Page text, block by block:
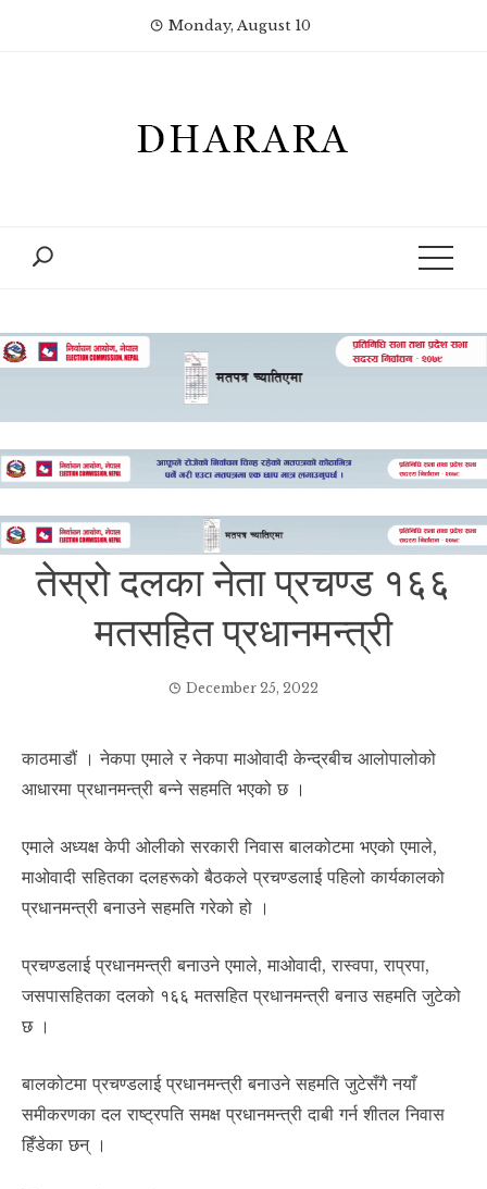
Monday, August 10
तेस्रो दलका नेता प्रचण्ड १६६
मतसहित प्रधानमन्त्री
December 25, 2022
काठमाडौं । नेकपा एमाले र नेकपा माओवादी केन्द्रबीच आलोपालोको
आधारमा प्रधानमन्त्री बन्ने सहमति भएको छ ।
एमाले अध्यक्ष केपी ओलीको सरकारी निवास बालकोटमा भएको एमाले,
माओवादी सहितका दलहरूको बैठकले प्रचण्डलाई पहिलो कार्यकालको
प्रधानमन्त्री बनाउने सहमति गरेको हो ।
प्रचण्डलाई प्रधानमन्त्री बनाउने एमाले, माओवादी, रास्वपा, राप्रपा,
जसपासहितका दलको १६६ मतसहित प्रधानमन्त्री बनाउ सहमति जुटेको
छ ।
बालकोटमा प्रचण्डलाई प्रधानमन्त्री बनाउने सहमति जुटेसँगै नयाँ
समीकरणका दल राष्ट्रपति समक्ष प्रधानमन्त्री दाबी गर्न शीतल निवास
हिँडेका छन् ।